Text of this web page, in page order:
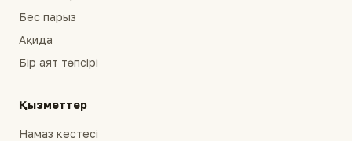
Бес парыз
Ақида
Бір аят тәпсірі
Қызметтер
Намаз кестесі